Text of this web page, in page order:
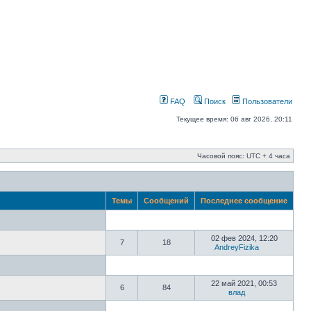
FAQ Поиск Пользователи
Текущее время: 06 авг 2026, 20:11
Часовой пояс: UTC + 4 часа
Темы Сообщений Последнее сообщение
7 18
02 фев 2024, 12:20
AndreyFizika
6 84
22 май 2021, 00:53
влад